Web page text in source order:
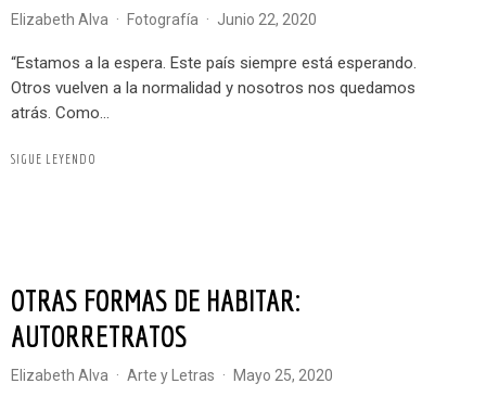
Elizabeth Alva · Fotografía · junio 22, 2020
“Estamos a la espera. Este país siempre está esperando.
Otros vuelven a la normalidad y nosotros nos quedamos
atrás. Como...
SIGUE LEYENDO
OTRAS FORMAS DE HABITAR:
AUTORRETRATOS
Elizabeth Alva · Arte y Letras · mayo 25, 2020